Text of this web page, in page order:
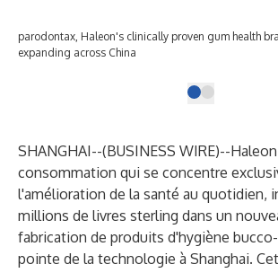
parodontax, Haleon's clinically proven gum health
expanding across China
SHANGHAI--(BUSINESS WIRE)--
consommation qui se concentre
l'amélioration de la santé au quotidien,
millions de livres sterling dans un
fabrication de produits d'hygiène
pointe de la technologie à Shanghai.